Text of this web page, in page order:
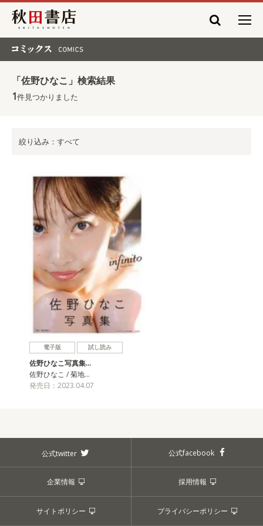
秋田書店
「佐野ひなこ」検索結果
1件見つかりました
絞り込み：すべて
電子版 試し読み
佐野ひなこ写真集…
佐野ひなこ / 菊地…
発売日：2023.04.07
公式twitter 公式facebook
企業情報 採用情報
サイトポリシー プライバシーポリシー